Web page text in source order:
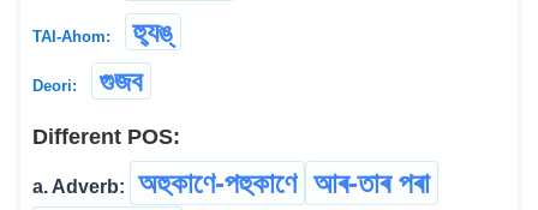
TAI-Ahom: হ্যুঙ্
Deori: গুজব
Different POS:
a. Adverb: অহুকাণে-পহুকাণে আৰ-তাৰ পৰা